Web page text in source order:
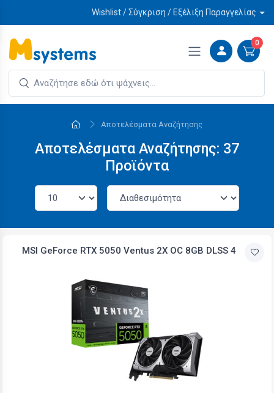
Wishlist / Σύγκριση / Εξέλιξη Παραγγελίας
0
Αποτελέσματα Αναζήτησης
Αποτελέσματα Αναζήτησης: 37
Προϊόντα
MSI GeForce RTX 5050 Ventus 2X OC 8GB DLSS 4